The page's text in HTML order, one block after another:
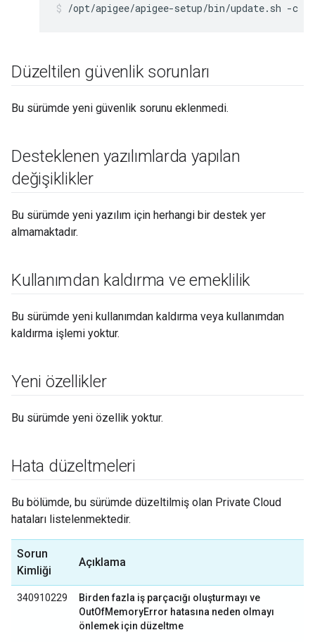
/opt/apigee/apigee-setup/bin/update.sh -c
Düzeltilen güvenlik sorunları
Bu sürümde yeni güvenlik sorunu eklenmedi.
Desteklenen yazılımlarda yapılan
değişiklikler
Bu sürümde yeni yazılım için herhangi bir destek yer
almamaktadır.
Kullanımdan kaldırma ve emeklilik
Bu sürümde yeni kullanımdan kaldırma veya kullanımdan
kaldırma işlemi yoktur.
Yeni özellikler
Bu sürümde yeni özellik yoktur.
Hata düzeltmeleri
Bu bölümde, bu sürümde düzeltilmiş olan Private Cloud
hataları listelenmektedir.
Sorun
Kimliği
Açıklama
340910229
Birden fazla iş parçacığı oluşturmayı ve
OutOfMemoryError hatasına neden olmayı
önlemek için düzeltme